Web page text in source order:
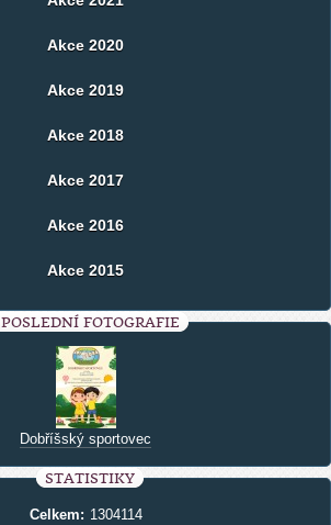
Akce 2020
Akce 2019
Akce 2018
Akce 2017
Akce 2016
Akce 2015
POSLEDNÍ FOTOGRAFIE
Dobříšský sportovec
STATISTIKY
Celkem: 1304114